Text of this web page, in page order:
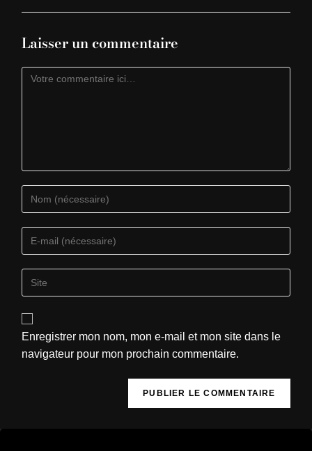
Laisser un commentaire
Enregistrer mon nom, mon e-mail et mon site dans le
navigateur pour mon prochain commentaire.